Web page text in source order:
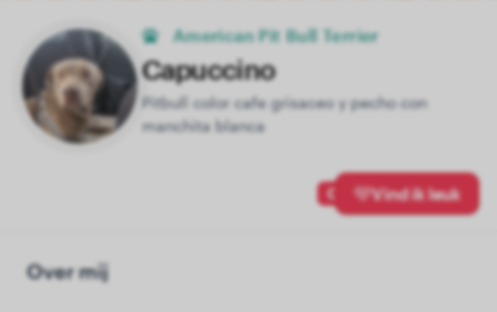
American Pit Bull Terrier
Capuccino
Pitbull color cafe grisaceo y pecho con
manchita blanca
0 Vind ik leuk
Over mij